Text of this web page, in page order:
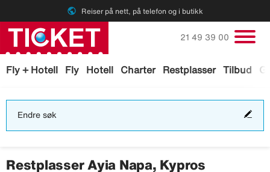
public Reiser på nett, på telefon og i butikk
Fly + Hotell Fly Hotell Charter Restplasser Tilbud
Ring oss på
21 49 39 00
Endre søk
Restplasser Ayia Napa, Kypros